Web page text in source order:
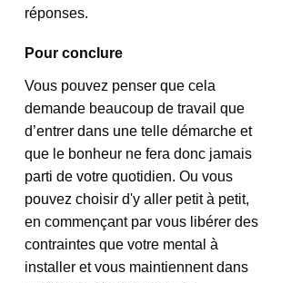
réponses.
Pour conclure
Vous pouvez penser que cela
demande beaucoup de travail que
d’entrer dans une telle démarche et
que le bonheur ne fera donc jamais
parti de votre quotidien. Ou vous
pouvez choisir d'y aller petit à petit,
en commençant par vous libérer des
contraintes que votre mental à
installer et vous maintiennent dans